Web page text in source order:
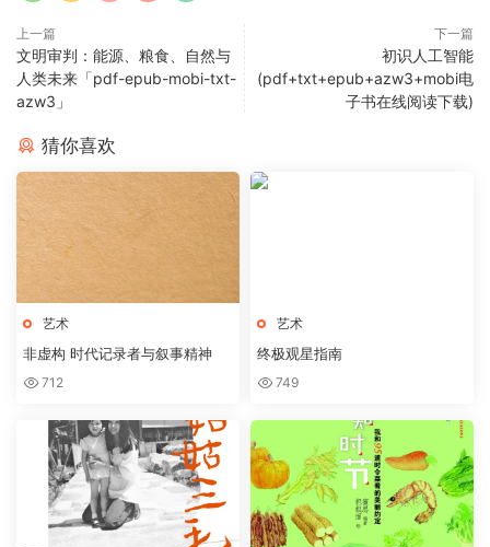
上一篇
文明审判：能源、粮食、自然与
人类未来「pdf-epub-mobi-txt-
azw3」
下一篇
初识人工智能
(pdf+txt+epub+azw3+mobi电
子书在线阅读下载)
猜你喜欢
艺术
非虚构 时代记录者与叙事精神
712
艺术
终极观星指南
749